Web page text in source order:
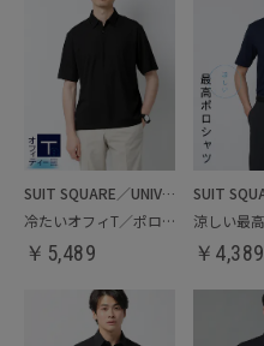
SUIT SQUARE／UNIVERSAL LANGUAGE
冷たいオフィT／ポロシャツ
￥ 5,489 ￥ 4,389